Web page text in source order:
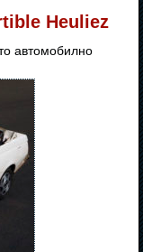
Heuliez
автомобилно